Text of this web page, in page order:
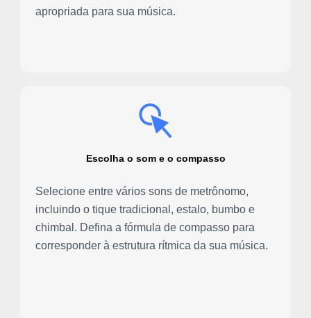
apropriada para sua música.
Escolha o som e o compasso
Selecione entre vários sons de metrônomo,
incluindo o tique tradicional, estalo, bumbo e
chimbal. Defina a fórmula de compasso para
corresponder à estrutura rítmica da sua música.